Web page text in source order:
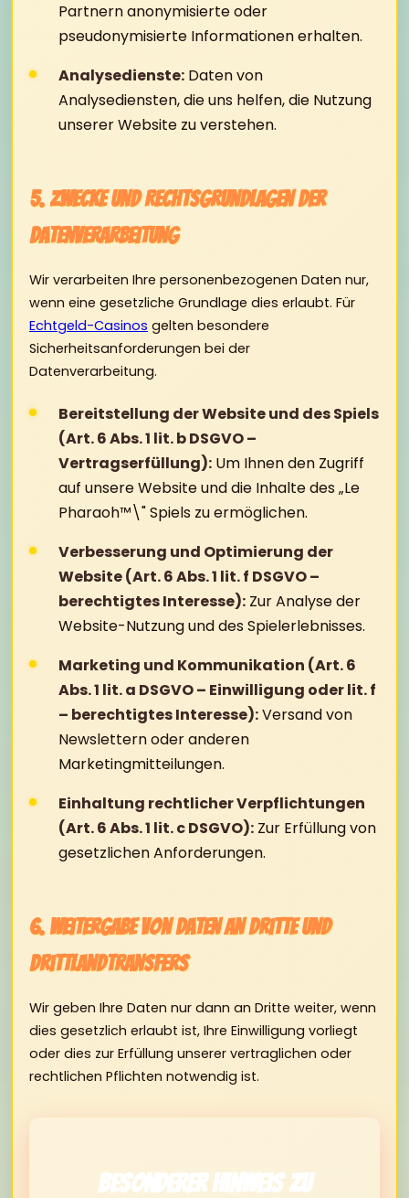
Partnern anonymisierte oder
pseudonymisierte Informationen erhalten.
Analysedienste: Daten von
Analysediensten, die uns helfen, die Nutzung
unserer Website zu verstehen.
5. Zwecke und Rechtsgrundlagen der
Datenverarbeitung
Wir verarbeiten Ihre personenbezogenen Daten nur,
wenn eine gesetzliche Grundlage dies erlaubt. Für
Echtgeld-Casinos gelten besondere
Sicherheitsanforderungen bei der
Datenverarbeitung.
Bereitstellung der Website und des Spiels
(Art. 6 Abs. 1 lit. b DSGVO –
Vertragserfüllung): Um Ihnen den Zugriff
auf unsere Website und die Inhalte des „Le
Pharaoh™\" Spiels zu ermöglichen.
Verbesserung und Optimierung der
Website (Art. 6 Abs. 1 lit. f DSGVO –
berechtigtes Interesse): Zur Analyse der
Website-Nutzung und des Spielerlebnisses.
Marketing und Kommunikation (Art. 6
Abs. 1 lit. a DSGVO – Einwilligung oder lit. f
– berechtigtes Interesse):Versand von
Newslettern oder anderen
Marketingmitteilungen.
Einhaltung rechtlicher Verpflichtungen
(Art. 6 Abs. 1 lit. c DSGVO): Zur Erfüllung von
gesetzlichen Anforderungen.
6. Weitergabe von Daten an Dritte und
Drittlandtransfers
Wir geben Ihre Daten nur dann an Dritte weiter, wenn
dies gesetzlich erlaubt ist, Ihre Einwilligung vorliegt
oder dies zur Erfüllung unserer vertraglichen oder
rechtlichen Pflichten notwendig ist.
Besonderer Hinweis zu